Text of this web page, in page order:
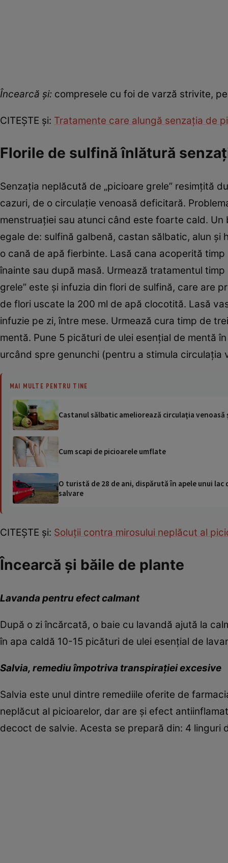
Încearcă şi: compresele cu foi de varză strivite,
CITEŞTE şi: Tratamente care alungă senzaţia de
Florile de sulfină înlătură
Senzaţia neplăcută de „picioare grele” resimţită
cazuri, de o circulaţie venoasă deficitară.
menstruaţiei sau atunci când este foarte cald.
egale de: sulfină galbenă, castan sălbatic, alun şi
o cană de apă fierbinte. Lasă cana acoperită
înainte sau după masă. Urmează tratamentul
grele” este şi infuzia din flori de sulfină, care are
de flori uscate la 200 ml de apă clocotită. Lasă
infuzie pe zi, între mese. Urmează cura timp de
mentă. Pune 5 picături de ulei esenţial de mentă
urcând spre genunchi (pentru a stimula circulaţia
MAI MULTE PENTRU TINE
Castanul sălbatic ameliorează circulaţia
Cum scapi de picioarele umflate
O turistă de 28 de ani, dispărută în apele unui
salvare
CITEŞTE şi: Soluţii contra mirosului neplăcut al
Încearcă şi băile de plante
Lavanda pentru efect calmant
După o zi încărcată, o baie cu lavandă ajută la
în apa caldă 10-15 picături de ulei esenţial de
Salvia, remediu împotriva transpiraţiei excesive
Salvia este unul dintre remediile oferite de
neplăcut al picioarelor, dar are şi efect
decoct de salvie. Acesta se prepară din: 4 linguri